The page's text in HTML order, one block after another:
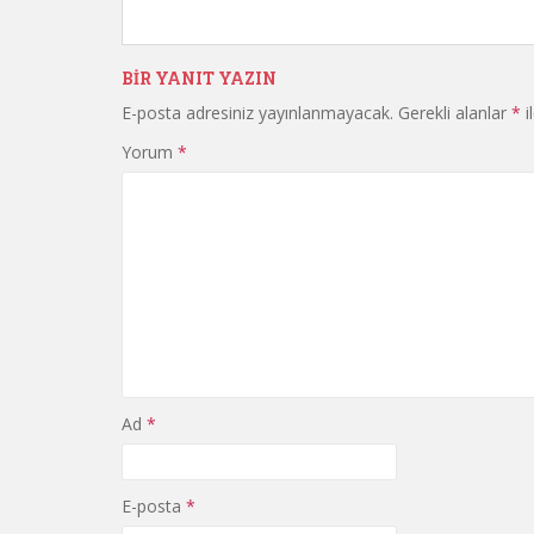
BIR YANIT YAZIN
E-posta adresiniz yayınlanmayacak. Gerekli alanlar *
Yorum *
Ad *
E-posta *